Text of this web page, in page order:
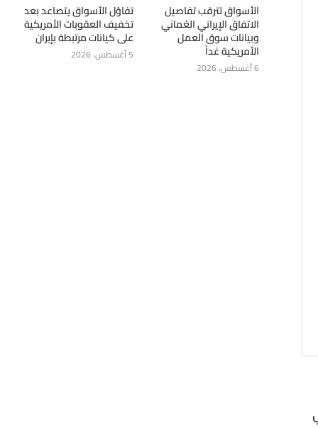
الأسواق تترقب تفاصيل
الاتفاق الإيراني العُماني
وبيانات سوق العمل
الأمريكية غداً
6 أغسطس، 2026
تفاؤل الأسواق يتصاعد بعد
تخفيف العقوبات الأمريكية
على كيانات مرتبطة بإيران
5 أغسطس، 2026